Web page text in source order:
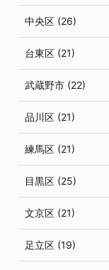
中央区 (26)
台東区 (21)
武蔵野市 (22)
品川区 (21)
練馬区 (21)
目黒区 (25)
文京区 (21)
足立区 (19)